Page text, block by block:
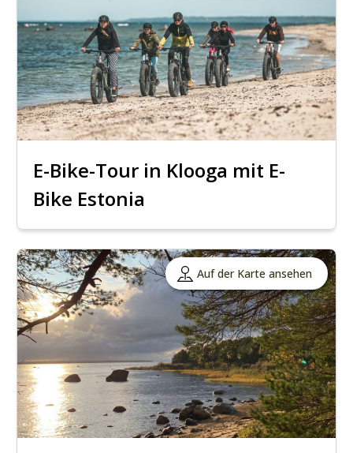
E-Bike-Tour in Klooga mit E-
Bike Estonia
Auf der Karte ansehen